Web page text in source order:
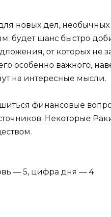
новых дел, необычных
будет шанс быстро
от которых не
особенно важного,
на интересные мысли.
финансовые
Некоторые
— 5, цифра дня — 4